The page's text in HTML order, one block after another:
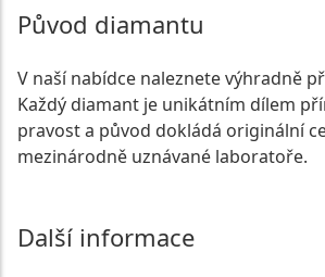
Původ diamantu
V naší nabídce naleznete výhradně
Každý diamant je unikátním dílem
pravost a původ dokládá originální
mezinárodně uznávané laboratoře.
Další informace